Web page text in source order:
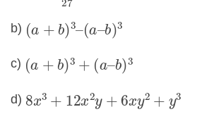
b) (a +b )3–(a–b)3
c) (a +b )3+ (a –b)3
d) 8x3 +12x2y+6 xy2+ y3